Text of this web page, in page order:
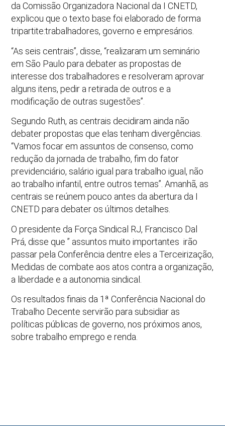
da Comissão Organizadora Nacional da I CNETD,
explicou que o texto base foi elaborado de forma
tripartite:trabalhadores, governo e empresários.
“As seis centrais”, disse, “realizaram um seminário
em São Paulo para debater as propostas de
interesse dos trabalhadores e resolveram aprovar
alguns itens, pedir a retirada de outros e a
modificação de outras sugestões”.
Segundo Ruth, as centrais decidiram ainda não
debater propostas que elas tenham divergências.
“Vamos focar em assuntos de consenso, como
redução da jornada de trabalho, fim do fator
previdenciário, salário igual para trabalho igual, não
ao trabalho infantil, entre outros temas”. Amanhã, as
centrais se reúnem pouco antes da abertura da I
CNETD para debater os últimos detalhes.
O presidente da Força Sindical RJ, Francisco Dal
Prá, disse que ” assuntos muito importantes irão
passar pela Conferência dentre eles a Terceirização,
Medidas de combate aos atos contra a organização,
a liberdade e a autonomia sindical.
Os resultados finais da 1ª Conferência Nacional do
Trabalho Decente servirão para subsidiar as
políticas públicas de governo, nos próximos anos,
sobre trabalho emprego e renda.